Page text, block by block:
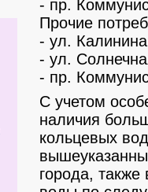
- пр.
Прочие
- ул.
- ул.
- пр.
С учетом
наличия
кольцевых
города,